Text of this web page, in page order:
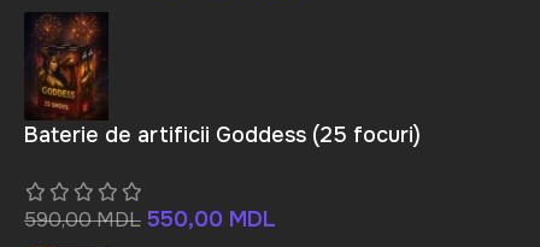
Baterie de artificii Goddess (25 focuri)
590,00MDL 550,00 MDL